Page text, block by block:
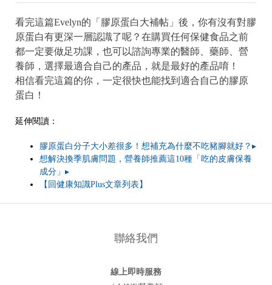
看完這篇Evelyn的「膠原蛋白大補帖」後，你有沒有對膠
原蛋白有更深一層認識了呢？在購買任何保健食品之前
都一定要做足功課，也可以諮詢專業的醫師、藥師、營
養師，選擇最適合自己的產品，就是最好的產品唷！
相信看完這篇的你，一定很快也能找到適合自己的膠原
蛋白！
延伸閱讀：
膠原蛋白分子大小差很多！想補充為什麼不吃豬腳就好？▸
想解決換季肌膚問題，營養師推薦這10種「吃的皮膚保養
成分」▸
【回健康知識Plus文章列表】
聯絡我們
線上即時服務